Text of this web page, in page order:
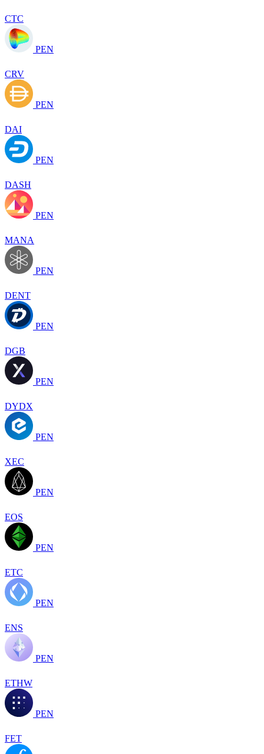
CTC
PEN
CRV
PEN
DAI
PEN
DASH
PEN
MANA
PEN
DENT
PEN
DGB
PEN
DYDX
PEN
XEC
PEN
EOS
PEN
ETC
PEN
ENS
PEN
ETHW
PEN
FET